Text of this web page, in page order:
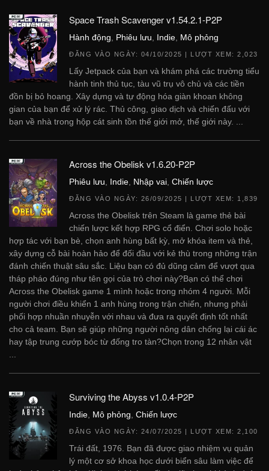
Space Trash Scavenger v1.54.2.1-P2P
Hành động Phiêu lưu Indie Mô phỏng
ĐĂNG VÀO NGÀY: 04/10/2025 | LƯỢT XEM: 2,023
Lấy Jetpack của bạn và khám phá các trường tiểu
hành tinh thủ tục, tàu vũ trụ vô chủ và các tiền
đồn bị bỏ hoang. Xây dựng và tự động hóa giàn khoan không
gian của bạn để xử lý rác. Thủ công, giao dịch và chiến đấu với
bạn về nhà trong hộp cát sinh tồn thế giới mở, thế giới này. ...
Across the Obelisk v1.6.20-P2P
Phiêu lưu Indie Nhập vai Chiến lược
ĐĂNG VÀO NGÀY: 26/09/2025 | LƯỢT XEM: 1,839
Across the Obelisk trên Steam là game thẻ bài
chiến lược kết hợp RPG cổ điển. Chơi solo hoặc
hợp tác với bạn bè, chọn anh hùng bất kỳ, mở khóa item và thẻ,
xây dựng cỗ bài hoàn hảo để đối đầu với kẻ thù trong những trận
đánh chiến thuật sâu sắc. Liệu bạn có đủ dũng cảm để vượt qua
tháp pháo đúng như tên gọi của trò chơi này?Bạn có thể chơi
Across the Obelisk game 1 mình hoặc trong nhóm 4 người. Mỗi
người chơi điều khiển 1 anh hùng trong trận chiến, nhưng phải
phối hợp nhuần nhuyễn với nhau và đưa ra quyết định tốt nhất
cho cả team. Bạn sẽ giúp những người nông dân chống lại cái ác
hay tập trung cướp bóc từ đống tro tàn?Chọn trong 12 nhân vật
Surviving the Abyss v1.0.4-P2P
Indie Mô phỏng Chiến lược
ĐĂNG VÀO NGÀY: 24/07/2025 | LƯỢT XEM: 2,100
Trái đất, 1976. Bạn đã được giao nhiệm vụ quản
lý một cơ sở khoa học dưới biển sâu làm việc để